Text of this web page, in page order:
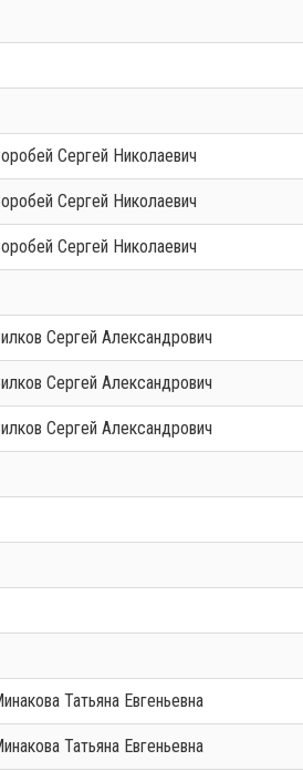
Воробей Сергей Николаевич
Воробей Сергей Николаевич
Воробей Сергей Николаевич
Вилков Сергей Александрович
Вилков Сергей Александрович
Вилков Сергей Александрович
Минакова Татьяна Евгеньевна
Минакова Татьяна Евгеньевна